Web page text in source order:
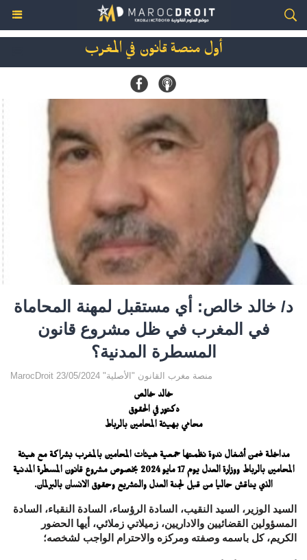
أول منصة قانون في المغرب
د/ خالد خالص: أي مستقبل لمهنة المحاماة
في المغرب في ظل مشروع قانون
المسطرة المدنية؟‎
MarocDroit منصة مغرب القانون "الأصلية" 23/05/2024
خالد خالص
دكتور في الحقوق
محامي بهيئة المحامين بالرباط
مداخلة ضمن أشغال ندوة نظمتها جمعية هيئات المحامين بالمغرب بشراكة مع هيئة
المحامين بالرباط ووزارة العدل يوم 17 مايو 2024 بخصوص مشروع قانون المسطرة المدنية
الذي يناقش حاليا من قبل لجنة العدل والتشريع وحقوق الانسان بالبرلمان.
السيد الوزير، السيد النقيب، السادة الرؤساء، السادة النقباء، السادة
المسؤولين القضائيين والاداريين، زميلاتي زملائي، أيها الحضور
الكريم، كل باسمه وصفته ومركزه والاحترام الواجب لشخصه؛